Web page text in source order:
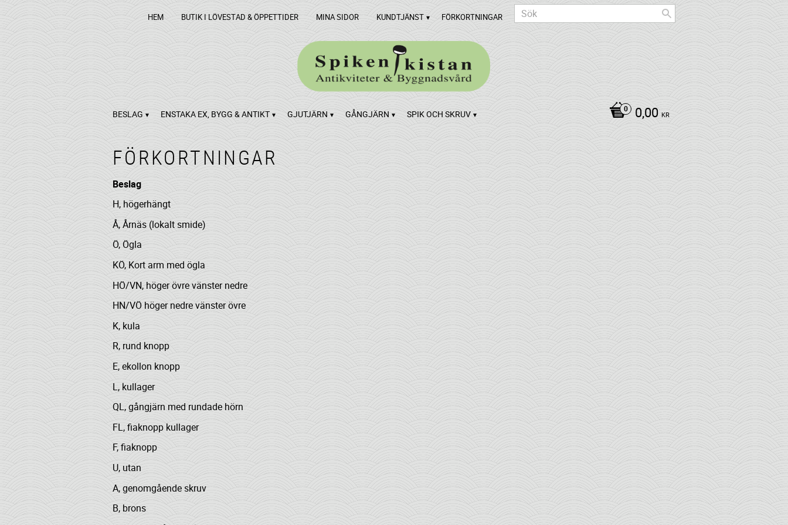
HEM BUTIK I LÖVESTAD & ÖPPETTIDER MINA SIDOR KUNDTJÄNST FÖRKORTNINGAR
0,00 KR
BESLAG ENSTAKA EX, BYGG & ANTIKT GJUTJÄRN GÅNGJÄRN SPIK OCH SKRUV
FÖRKORTNINGAR
Beslag
H, högerhängt
Å, Årnäs (lokalt smide)
Ö, Ögla
KÖ, Kort arm med ögla
HÖ/VN, höger övre vänster nedre
HN/VÖ höger nedre vänster övre
K, kula
R, rund knopp
E, ekollon knopp
L, kullager
QL, gångjärn med rundade hörn
FL, fiaknopp kullager
F, fiaknopp
U, utan
A, genomgående skruv
B, brons